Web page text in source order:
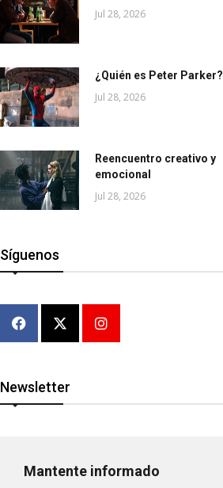
Jul 28, 2026
¿Quién es Peter Parker?
Jul 28, 2026
Reencuentro creativo y
emocional
Jul 28, 2026
Síguenos
Newsletter
Mantente informado